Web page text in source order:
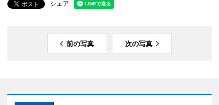
シェア
前の写真 次の写真